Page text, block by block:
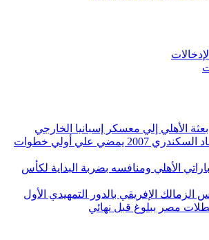
الأهلي إلي معسكر إسبانيا الخارجي
نجم شباب الاتحاد السكندري 2007 يمضي علي أولي خطوات
الأهلي ومنافسه بضربة البداية لكأس
الإفريقي بالدور التمهيدي الأول
مصر ببلوغ قبل نهائي